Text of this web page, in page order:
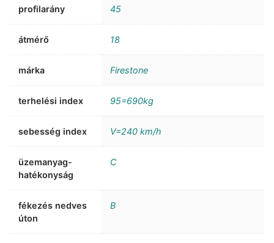
profilarány 45
átmérő 18
márka Firestone
terhelési index 95=690kg
sebesség index V=240 km/h
üzemanyag-
hatékonyság
C
fékezés nedves
úton
B